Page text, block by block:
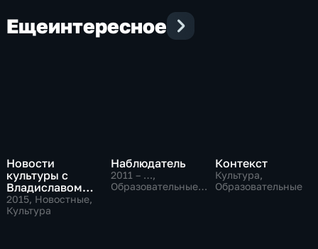
Ещеинтересное
Новости
культуры с
Владиславом
Флярковским
2015, Новостные,
Культура
Наблюдатель
2011 – …,
Образовательные,
Контекст
Культура,
Образовательные